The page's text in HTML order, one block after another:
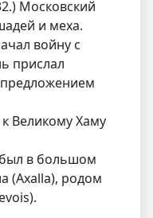
Московский
и меха.
войну с
прислал
предложением
Великому Хаму
в большом
(Axalla), родом